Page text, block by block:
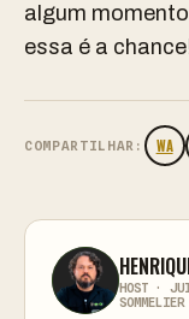
algum
essa é a
COMPARTILHAR: WA
HOST ·
SOMMELIER